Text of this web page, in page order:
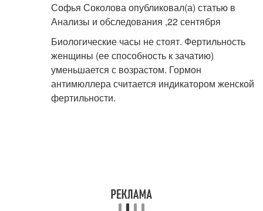
Софья Соколова опубликовал(а) статью в
Анализы и обследования ,22 сентября
Биологические часы не стоят. Фертильность
женщины (ее способность к зачатию)
уменьшается с возрастом. Гормон
антимюллера считается индикатором женской
фертильности.